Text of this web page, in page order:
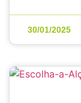
30/01/2025